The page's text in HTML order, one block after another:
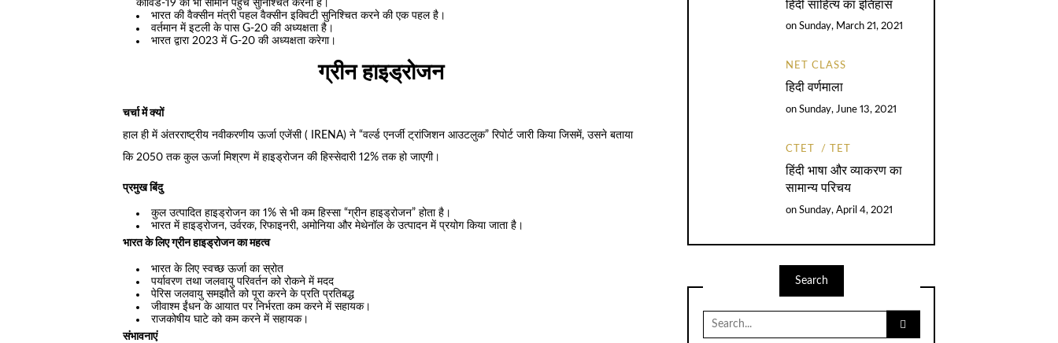
कोविड-19 को भी सामान पहुंच सुनिश्चित करना है।
भारत की वैक्सीन मंत्री पहल वैक्सीन इक्विटी सुनिश्चित करने की एक पहल है।
वर्तमान में इटली के पास G-20 की अध्यक्षता है।
भारत द्वारा 2023 में G-20 की अध्यक्षता करेगा।
ग्रीन हाइड्रोजन
चर्चा में क्यों
हाल ही में अंतरराष्ट्रीय नवीकरणीय ऊर्जा एजेंसी ( IRENA) ने “वर्ल्ड एनर्जी ट्रांजिशन आउटलुक” रिपोर्ट जारी किया जिसमें, उसने बताया
कि 2050 तक कुल ऊर्जा मिश्रण में हाइड्रोजन की हिस्सेदारी 12% तक हो जाएगी।
प्रमुख बिंदु
कुल उत्पादित हाइड्रोजन का 1% से भी कम हिस्सा “ग्रीन हाइड्रोजन” होता है।
भारत में हाइड्रोजन, उर्वरक, रिफाइनरी, अमोनिया और मेथेनॉल के उत्पादन में प्रयोग किया जाता है।
भारत के लिए ग्रीन हाइड्रोजन का महत्व
भारत के लिए स्वच्छ ऊर्जा का स्रोत
पर्यावरण तथा जलवायु परिवर्तन को रोकने में मदद
पेरिस जलवायु समझौते को पूरा करने के प्रति प्रतिबद्ध
जीवाश्म ईंधन के आयात पर निर्भरता कम करने में सहायक।
राजकोषीय घाटे को कम करने में सहायक।
संभावनाएं
हिंदी साहित्य का इतिहास
on Sunday, March 21, 2021
NET CLASS
हिदी वर्णमाला
on Sunday, June 13, 2021
CTET TET
हिंदी भाषा और व्याकरण का
सामान्य परिचय
on Sunday, April 4, 2021
Search
Search
for: